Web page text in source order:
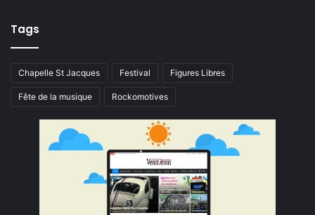
Tags
Chapelle St Jacques Festival Figures Libres
Fête de la musique Rockomotives